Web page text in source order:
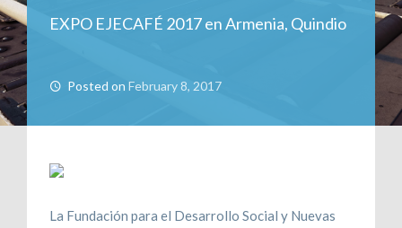
TRACKING 24/7
CONTÁCTENOS
RECLAMOS
EXPO EJECAFÉ 2017 en Armenia, Quindio
Posted on February 8, 2017
La Fundación para el Desarrollo Social y Nuevas